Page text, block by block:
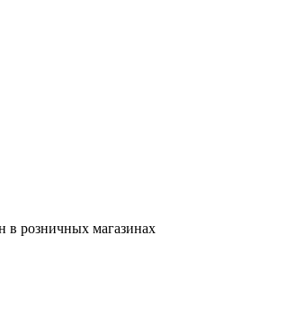
в розничных магазинах